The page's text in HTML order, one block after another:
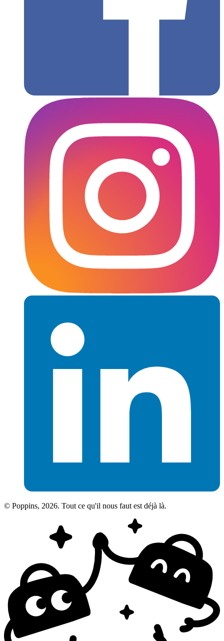
© Poppins, 2026. Tout ce qu'il nous faut est déjà là.